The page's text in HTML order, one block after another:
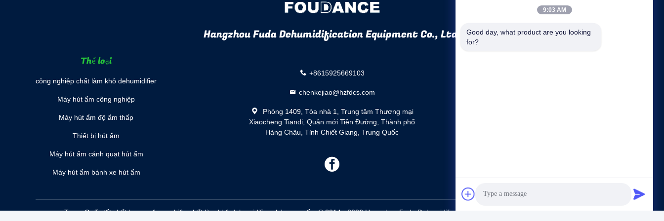
Hangzhou Fuda Dehumidification Equipment Co., Ltd.
Thể loại
công nghiệp chất làm khô dehumidifier
Máy hút ẩm công nghiệp
Máy hút ẩm độ ẩm thấp
Thiết bị hút ẩm
Máy hút ẩm cánh quạt hút ẩm
Máy hút ẩm bánh xe hút ẩm
+8615925669103
chenkejiao@hzfdcs.com
Phòng 1409, Tòa nhà 1, Trung tâm Thương mại
Xiaocheng Tiandi, Quận mới Tiền Đường, Thành phố
Hàng Châu, Tỉnh Chiết Giang, Trung Quốc
述
Trung Quốc tốt chất lượng công nghiệp chất làm khô dehumidifier nhà cung cấp. © 2014 - 2026 Hangzhou Fuda Dehumidification Equipment Co., Ltd.. All Rights Reserved.
9:03 AM
Good day, what product are you looking
for?